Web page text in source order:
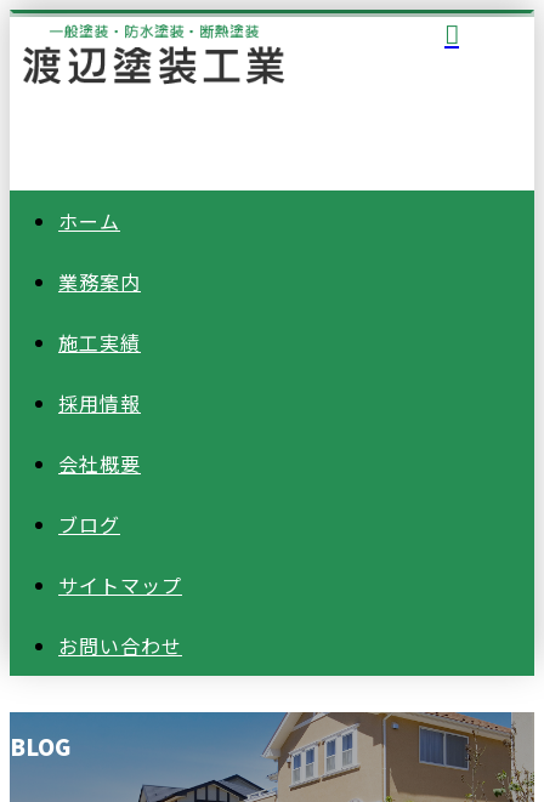
ホーム
業務案内
施工実績
採用情報
会社概要
ブログ
サイトマップ
お問い合わせ
BLOG